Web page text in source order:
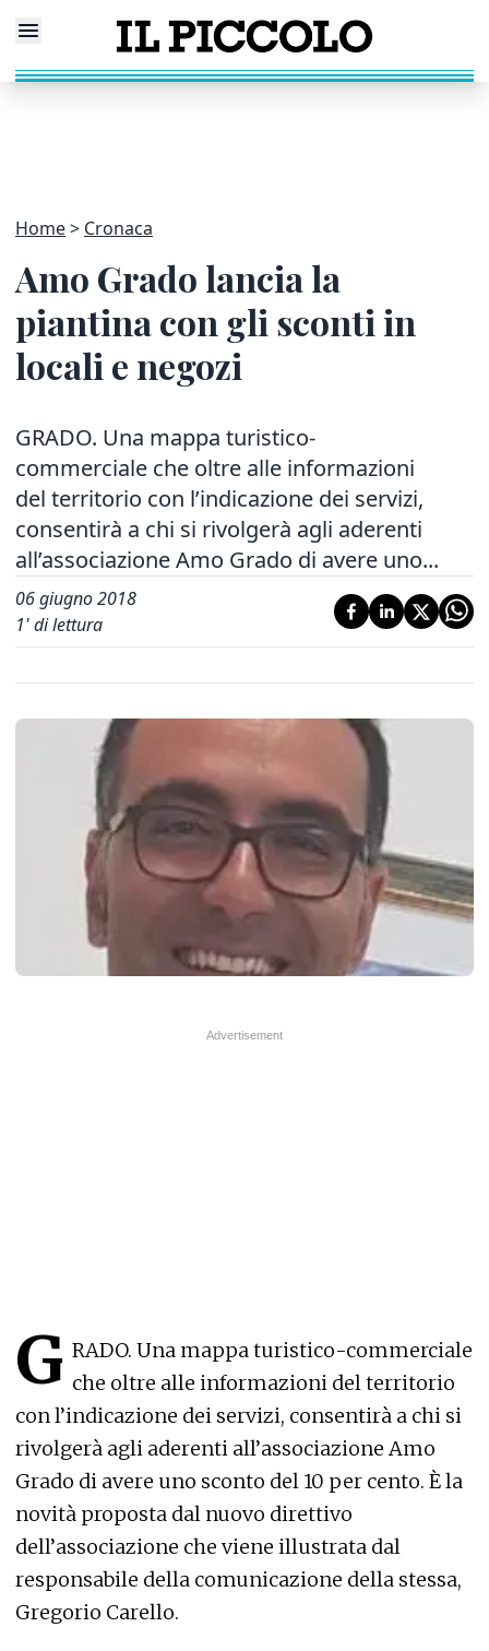
Home Cronaca
Amo Grado lancia la
piantina con gli sconti in
locali e negozi
GRADO. Una mappa turistico-
commerciale che oltre alle informazioni
del territorio con l’indicazione dei servizi,
consentirà a chi si rivolgerà agli aderenti
all’associazione Amo Grado di avere uno...
06 giugno 2018
1' di lettura
G RADO. Una mappa turistico-commerciale
che oltre alle informazioni del territorio
con l’indicazione dei servizi, consentirà a chi si
rivolgerà agli aderenti all’associazione Amo
Grado di avere uno sconto del 10 per cento. È la
novità proposta dal nuovo direttivo
dell’associazione che viene illustrata dal
responsabile della comunicazione della stessa,
Gregorio Carello.